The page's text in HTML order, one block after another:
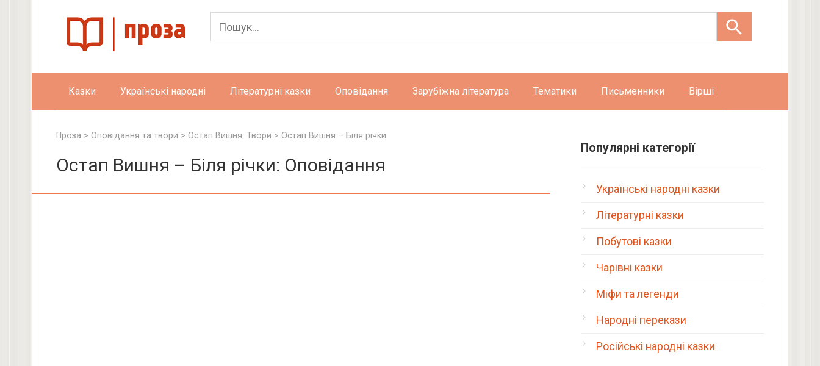
Казки Українські народні Літературні казки Оповідання Зарубіжна література Тематики Письменники Вірші
Проза > Оповідання та твори > Остап Вишня: Твори > Остап Вишня – Біля річки
Остап Вишня – Біля річки: Оповідання
Популярні категорії
Українські народні казки
Літературні казки
Побутові казки
Чарівні казки
Міфи та легенди
Народні перекази
Російські народні казки